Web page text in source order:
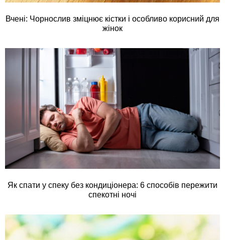
Вчені: Чорнослив зміцнює кістки і особливо корисний для
жінок
Як спати у спеку без кондиціонера: 6 способів пережити
спекотні ночі